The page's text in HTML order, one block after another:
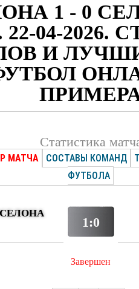
1 - 0
04-2026.
И
Статистика
МАТЧА СОСТАВЫ КОМАНД
ФУТБОЛА
1:0
Завершен